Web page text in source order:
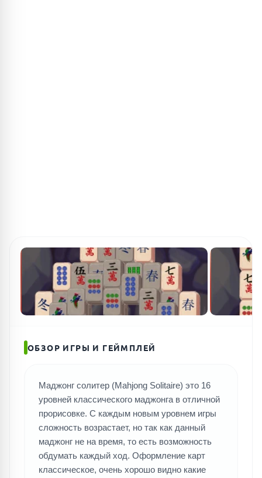
ОБЗОР ИГРЫ И ГЕЙМПЛЕЙ
Маджонг солитер (Mahjong Solitaire) это 16
уровней классического маджонга в отличной
прорисовке. С каждым новым уровнем игры
сложность возрастает, но так как данный
маджонг не на время, то есть возможность
обдумать каждый ход. Оформление карт
классическое, очень хорошо видно какие